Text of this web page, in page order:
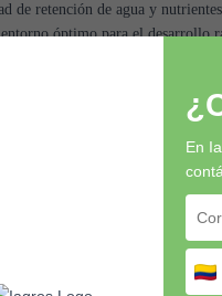
de retención de agua y
óptimo para el desarrollo
macetas, camas de cultivo y
por largos periodos,
como reservorio, liberando
uso, evitando la compactación.
En